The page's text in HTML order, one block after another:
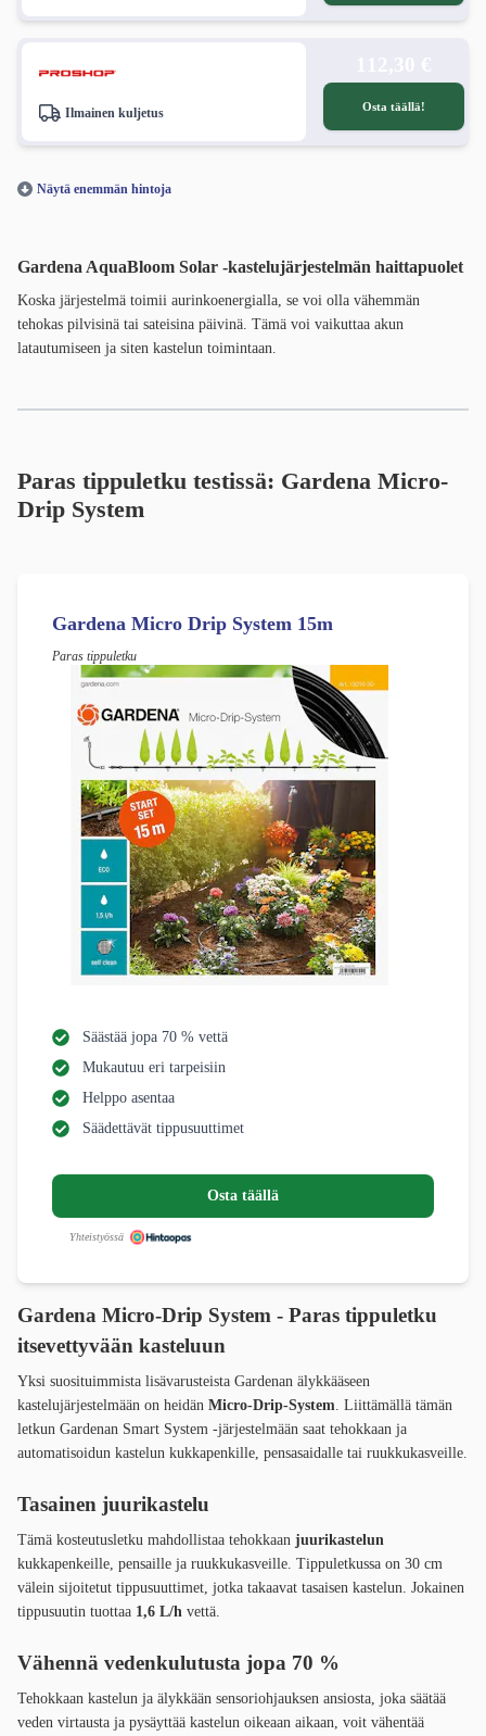
Ilmainen kuljetus Osta täällä!
Näytä enemmän hintoja
Gardena AquaBloom Solar -kastelujärjestelmän haittapuolet
Koska järjestelmä toimii aurinkoenergialla, se voi olla vähemmän
tehokas pilvisinä tai sateisina päivinä. Tämä voi vaikuttaa akun
latautumiseen ja siten kastelun toimintaan.
Paras tippuletku testissä: Gardena Micro-
Drip System
Gardena Micro Drip System 15m
Paras tippuletku
Säästää jopa 70 % vettä
Mukautuu eri tarpeisiin
Helppo asentaa
Säädettävät tippusuuttimet
Osta täällä
Yhteistyössä
Gardena Micro-Drip System - Paras tippuletku
itsevettyvään kasteluun
Yksi suosituimmista lisävarusteista Gardenan älykkääseen
kastelujärjestelmään on heidän Micro-Drip-System . Liittämällä tämän
letkun Gardenan Smart System -järjestelmään saat tehokkaan ja
automatisoidun kastelun kukkapenkille, pensasaidalle tai ruukkukasveille.
Tasainen juurikastelu
Tämä kosteutusletku mahdollistaa tehokkaan juurikastelun
kukkapenkeille, pensaille ja ruukkukasveille. Tippuletkussa on 30 cm
välein sijoitetut tippusuuttimet, jotka takaavat tasaisen kastelun. Jokainen
tippusuutin tuottaa 1,6 L/h vettä.
Vähennä vedenkulutusta jopa 70 %
Tehokkaan kastelun ja älykkään sensoriohjauksen ansiosta, joka säätää
veden virtausta ja pysäyttää kastelun oikeaan aikaan, voit vähentää